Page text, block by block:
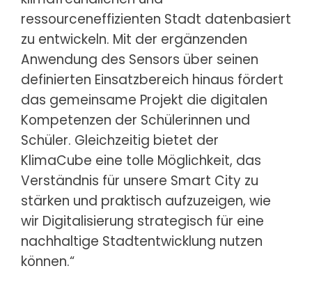
ressourceneffizienten Stadt datenbasiert
zu entwickeln. Mit der ergänzenden
Anwendung des Sensors über seinen
definierten Einsatzbereich hinaus fördert
das gemeinsame Projekt die digitalen
Kompetenzen der Schülerinnen und
Schüler. Gleichzeitig bietet der
KlimaCube eine tolle Möglichkeit, das
Verständnis für unsere Smart City zu
stärken und praktisch aufzuzeigen, wie
wir Digitalisierung strategisch für eine
nachhaltige Stadtentwicklung nutzen
können.“